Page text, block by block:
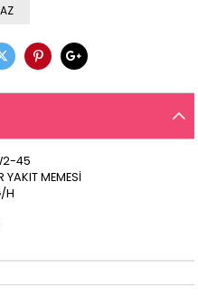
45
YAKIT MEMESİ
H